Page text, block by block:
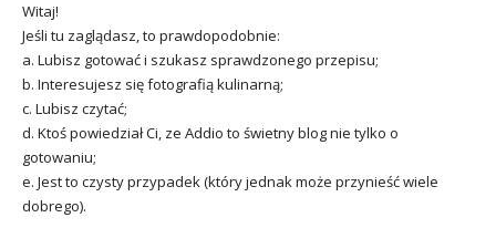
Witaj!
Jeśli tu zaglądasz, to prawdopodobnie:
a. Lubisz gotować i szukasz sprawdzonego przepisu;
b. Interesujesz się fotografią kulinarną;
c. Lubisz czytać;
d. Ktoś powiedział Ci, ze Addio to świetny blog nie tylko o
gotowaniu;
e. Jest to czysty przypadek (który jednak może przynieść wiele
dobrego).